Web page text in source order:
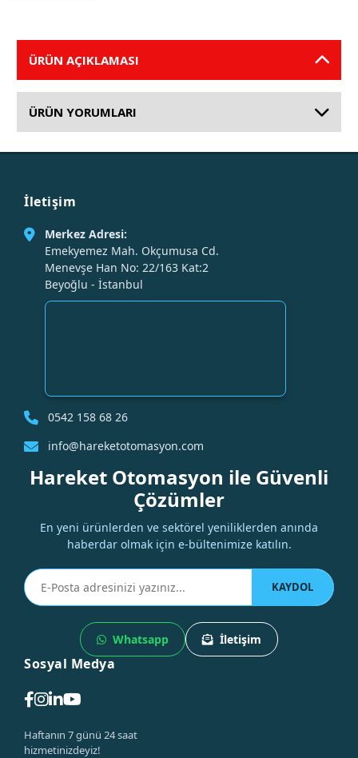
ÜRÜN AÇIKLAMASI
ÜRÜN YORUMLARI
İletişim
Merkez Adresi:
Emekyemez Mah. Okçumusa Cd.
Menevşe Han No: 22/163 Kat:2
Beyoğlu - İstanbul
0542 158 68 26
info@hareketotomasyon.com
Hareket Otomasyon ile Güvenli
Çözümler
En yeni ürünlerden ve sektörel yeniliklerden anında
haberdar olmak için e-bültenimize katılın.
KAYDOL
Whatsapp İletişim
Sosyal Medya
Haftanın 7 günü 24 saat
hizmetinizdeyiz!